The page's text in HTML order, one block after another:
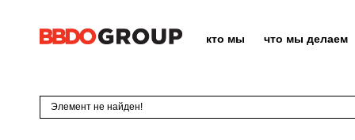
кто мы что мы делаем
Элемент не найден!